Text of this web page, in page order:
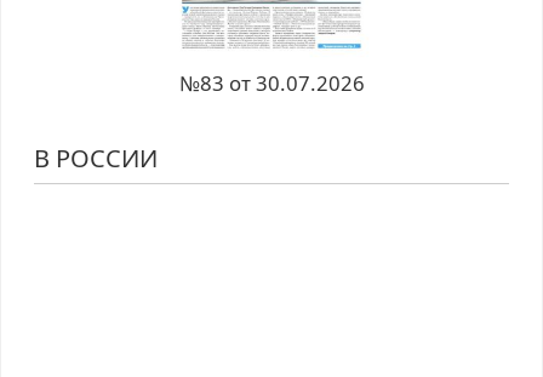
№83 от 30.07.2026
В РОССИИ